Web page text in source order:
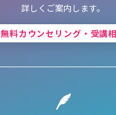
詳しくご案内します。
無料カウンセリング・受講